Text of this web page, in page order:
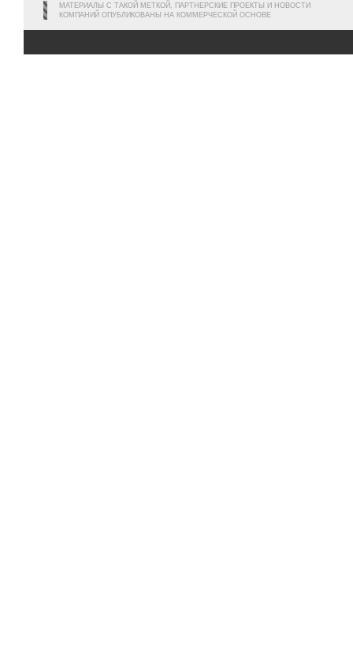
МАТЕРИАЛЫ С ТАКОЙ МЕТКОЙ, ПАРТНЕРСКИЕ ПРОЕКТЫ И НОВОСТИ
КОМПАНИЙ ОПУБЛИКОВАНЫ НА КОММЕРЧЕСКОЙ ОСНОВЕ